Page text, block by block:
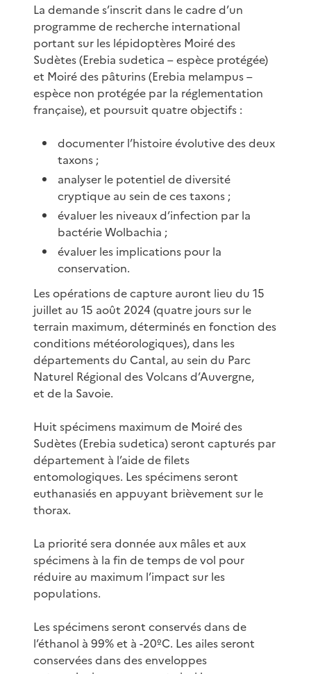
La demande s’inscrit dans le cadre d’un
programme de recherche international
portant sur les lépidoptères Moiré des
Sudètes (Erebia sudetica – espèce protégée)
et Moiré des pâturins (Erebia melampus –
espèce non protégée par la réglementation
française), et poursuit quatre objectifs :
documenter l’histoire évolutive des deux
taxons ;
analyser le potentiel de diversité
cryptique au sein de ces taxons ;
évaluer les niveaux d’infection par la
bactérie Wolbachia ;
évaluer les implications pour la
conservation.
Les opérations de capture auront lieu du 15
juillet au 15 août 2024 (quatre jours sur le
terrain maximum, déterminés en fonction des
conditions météorologiques), dans les
départements du Cantal, au sein du Parc
Naturel Régional des Volcans d’Auvergne,
et de la Savoie.
Huit spécimens maximum de Moiré des
Sudètes (Erebia sudetica) seront capturés par
département à l’aide de filets
entomologiques. Les spécimens seront
euthanasiés en appuyant brièvement sur le
thorax.
La priorité sera donnée aux mâles et aux
spécimens à la fin de temps de vol pour
réduire au maximum l’impact sur les
populations.
Les spécimens seront conservés dans de
l’éthanol à 99% et à -20ºC. Les ailes seront
conservées dans des enveloppes